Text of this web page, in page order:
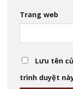
Trang web
Lưu tên
trình duyệt